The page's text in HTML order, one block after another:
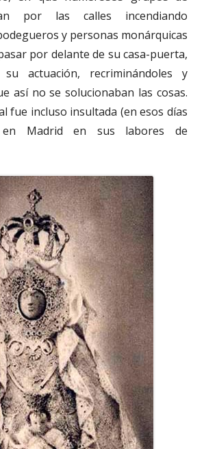
por las calles incendiando
y personas monárquicas
por delante de su casa-puerta,
actuación, recriminándoles y
así no se solucionaban las cosas.
fue incluso insultada (en esos días
en Madrid en sus labores de